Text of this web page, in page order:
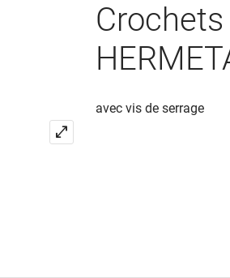
avec vis de serrage